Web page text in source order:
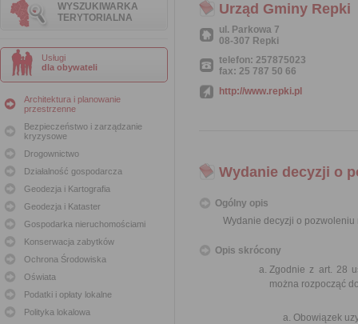
WYSZUKIWARKA
TERYTORIALNA
Usługi
dla obywateli
Architektura i planowanie
przestrzenne
Bezpieczeństwo i zarządzanie
kryzysowe
Drogownictwo
Działalność gospodarcza
Geodezja i Kartografia
Geodezja i Kataster
Gospodarka nieruchomościami
Konserwacja zabytków
Ochrona Środowiska
Oświata
Podatki i opłaty lokalne
Polityka lokalowa
Urząd Gminy Repki
ul. Parkowa 7
08-307 Repki
telefon: 257875023
fax: 25 787 50 66
http://www.repki.pl
Wydanie decyzji o
Ogólny opis
Wydanie decyzji o pozwoleniu
Opis skrócony
Zgodnie z art. 28
można rozpocząć
Obowiązek